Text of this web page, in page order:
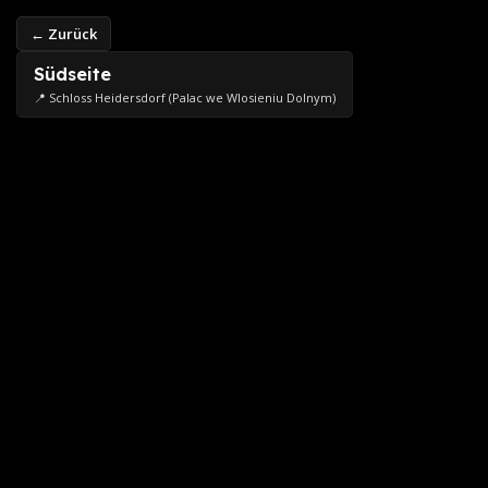
← Zurück
Südseite
📍 Schloss Heidersdorf (Palac we Wlosieniu Dolnym)